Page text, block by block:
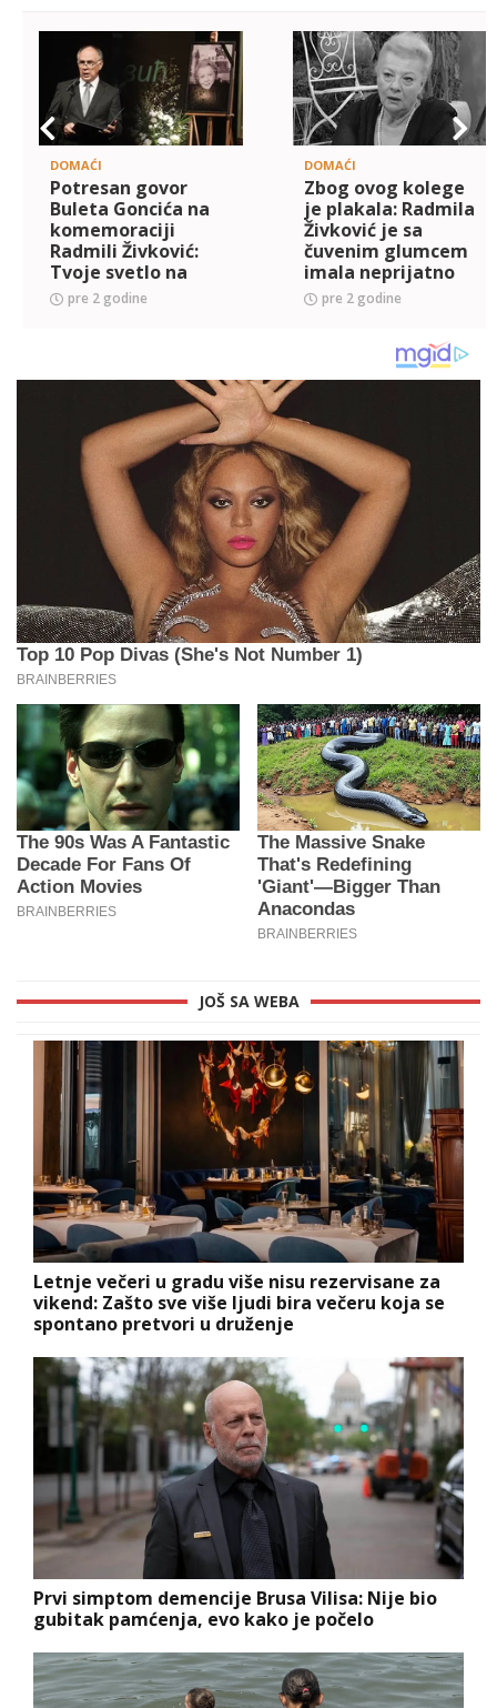
DOMAĆI
Potresan govor
Buleta Goncića na
komemoraciji
Radmili Živković:
Tvoje svetlo na
nebu će nas zauvek
obasjavati
pre 2 godine
DOMAĆI
Zbog ovog kolege
je plakala: Radmila
Živković je sa
čuvenim glumcem
imala neprijatno
iskustvo, a tu scenu
nikada nije
pre 2 godine
JOŠ SA WEBA
Letnje večeri u gradu više nisu rezervisane za
vikend: Zašto sve više ljudi bira večeru koja se
spontano pretvori u druženje
Prvi simptom demencije Brusa Vilisa: Nije bio
gubitak pamćenja, evo kako je počelo